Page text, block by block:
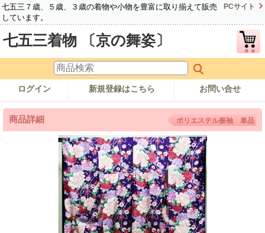
七五三７歳、５歳、３歳の着物や小物を豊富に取り揃えて販売
しています。
PCサイト
七五三着物 〔京の舞姿〕
ログイン 新規登録はこちら お問い合せ
商品詳細 ポリエステル振袖 単品